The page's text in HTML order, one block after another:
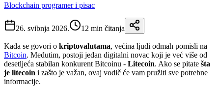
Blockchain programer i pisac
26. svibnja 2026. 12 min čitanja
Kada se govori o kriptovalutama, većina ljudi odmah pomisli na
Bitcoin. Međutim, postoji jedan digitalni novac koji je već više od
desetljeća stabilan konkurent Bitcoinu - Litecoin. Ako se pitate šta
je litecoin i zašto je važan, ovaj vodič će vam pružiti sve potrebne
informacije.